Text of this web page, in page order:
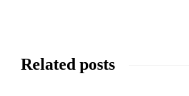
Related posts